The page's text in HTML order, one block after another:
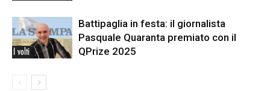
I volti
Battipaglia in festa: il giornalista
Pasquale Quaranta premiato con il
QPrize 2025